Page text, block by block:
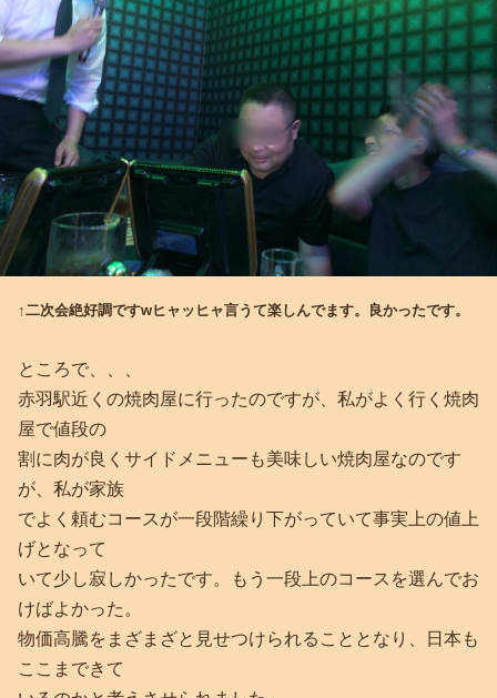
↑二次会絶好調ですwヒャッヒャ言うて楽しんでます。良かったです。
ところで、、、
赤羽駅近くの焼肉屋に行ったのですが、私がよく行く焼肉
屋で値段の
割に肉が良くサイドメニューも美味しい焼肉屋なのです
が、私が家族
でよく頼むコースが一段階繰り下がっていて事実上の値上
げとなって
いて少し寂しかったです。もう一段上のコースを選んでお
けばよかった。
物価高騰をまざまざと見せつけられることとなり、日本も
ここまできて